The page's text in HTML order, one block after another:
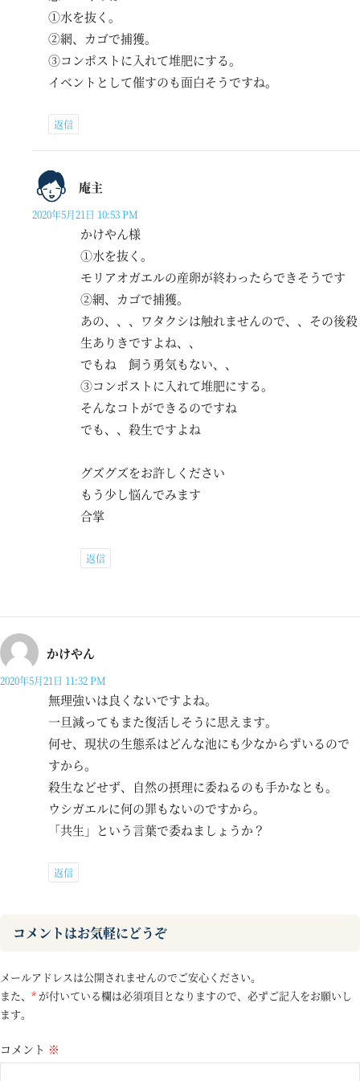
①水を抜く。
②網、カゴで捕獲。
③コンポストに入れて堆肥にする。
イベントとして催すのも面白そうですね。
返信
庵主
2020年5月21日 10:53 PM
かけやん様
①水を抜く。
モリアオガエルの産卵が終わったらできそうです
②網、カゴで捕獲。
あの、、、ワタクシは触れませんので、、その後殺
生ありきですよね、、
でもね 飼う勇気もない、、
③コンポストに入れて堆肥にする。
そんなコトができるのですね
でも、、殺生ですよね
グズグズをお許しください
もう少し悩んでみます
合掌
返信
かけやん
2020年5月21日 11:32 PM
無理強いは良くないですよね。
一旦減ってもまた復活しそうに思えます。
何せ、現状の生態系はどんな池にも少なからずいるので
すから。
殺生などせず、自然の摂理に委ねるのも手かなとも。
ウシガエルに何の罪もないのですから。
「共生」という言葉で委ねましょうか？
返信
コメントはお気軽にどうぞ
メールアドレスは公開されませんのでご安心ください。
また、 * が付いている欄は必須項目となりますので、必ずご記入をお願いし
ます。
コメント ※